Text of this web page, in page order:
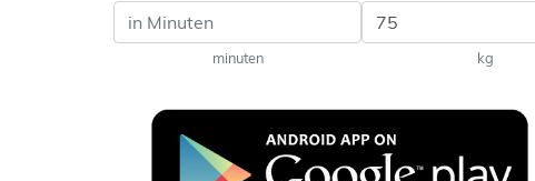
minuten kg